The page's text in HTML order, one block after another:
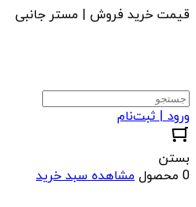
قیمت خرید فروش | مستر جانبی
ورود | ثبت‌نام
بستن
0 محصول
مشاهده سبد خرید